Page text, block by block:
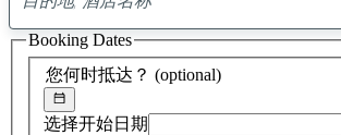
找
到
您何时抵达？ (optional)
选择开始日期
Booking Dates